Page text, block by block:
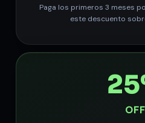
Paga los primeros 3 meses
este descuento
OFF